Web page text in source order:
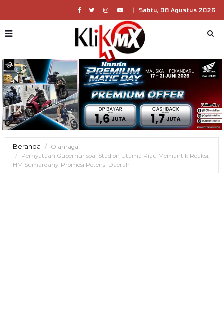
| Sabtu, 08 Agustus 2026
Beranda
Olahraga
Pernyataan Gubernur soal Stadion Utama Riau Memantik Reaksi,
HM Sumardany: Promosi Potensi Daerah